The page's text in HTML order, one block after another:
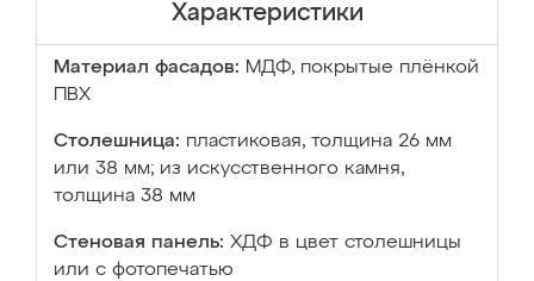
Характеристики
Материал фасадов: МДФ, покрытые плёнкой
ПВХ
Столешница: пластиковая, толщина 26 мм
или 38 мм; из искусственного камня,
толщина 38 мм
Стеновая панель: ХДФ в цвет столешницы
или с фотопечатью